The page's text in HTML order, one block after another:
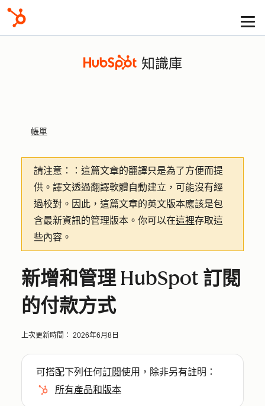
知識庫
帳單
請注意：
：這篇文章的翻譯只是為了方便而提
供。譯文透過翻譯軟體自動建立，可能沒有經
過校對。因此，這篇文章的英文版本應該是包
含最新資訊的管理版本。你可以在這裡存取這
些內容。
新增和管理 HubSpot 訂閱
的付款方式
上次更新時間： 2026年6月8日
可搭配下列任何訂閱使用，除非另有註明：
所有產品和版本